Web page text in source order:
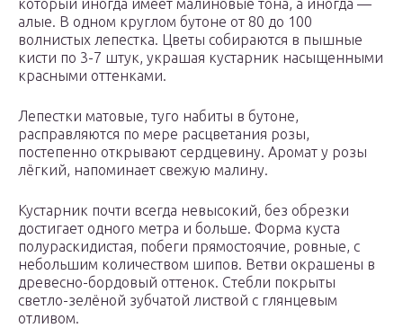
который иногда имеет малиновые тона, а иногда —
алые. В одном круглом бутоне от 80 до 100
волнистых лепестка. Цветы собираются в пышные
кисти по 3-7 штук, украшая кустарник насыщенными
красными оттенками.
Лепестки матовые, туго набиты в бутоне,
расправляются по мере расцветания розы,
постепенно открывают сердцевину. Аромат у розы
лёгкий, напоминает свежую малину.
Кустарник почти всегда невысокий, без обрезки
достигает одного метра и больше. Форма куста
полураскидистая, побеги прямостоячие, ровные, с
небольшим количеством шипов. Ветви окрашены в
древесно-бордовый оттенок. Стебли покрыты
светло-зелёной зубчатой листвой с глянцевым
отливом.